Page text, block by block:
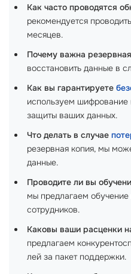
Как часто проводятся
рекомендуется
месяцев.
Почему важна
восстановить данные в
Как вы гарантируете
используем шифрование
защиты ваших данных.
Что делать в случае
резервная копия, мы
данные.
Проводите ли вы
мы предлагаем
сотрудников.
Каковы ваши расценки
предлагаем
лей за пакет поддержки.